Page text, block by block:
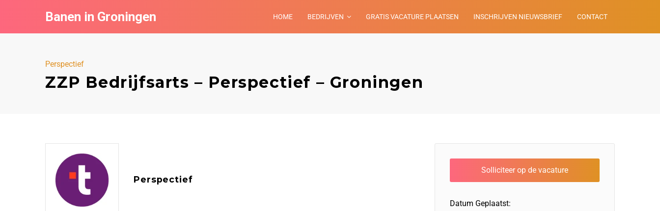
Banen in Groningen HOME BEDRIJVEN GRATIS VACATURE PLAATSEN INSCHRIJVEN NIEUWSBRIEF CONTACT
Perspectief
ZZP Bedrijfsarts – Perspectief – Groningen
Perspectief
Datum Geplaatst: